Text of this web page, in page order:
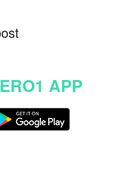
APP